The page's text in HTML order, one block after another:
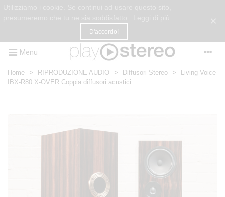
D'accordo!
Menu
Home > RIPRODUZIONE AUDIO > Diffusori Stereo >
Living Voice
IBX-R80 X-OVER Coppia diffusori acustici